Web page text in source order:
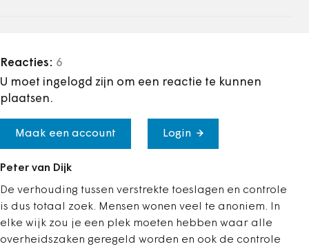
Reacties: 6
U moet ingelogd zijn om een reactie te kunnen
plaatsen.
Maak een account Login
Peter van Dijk
De verhouding tussen verstrekte toeslagen en controle
is dus totaal zoek. Mensen wonen veel te anoniem. In
elke wijk zou je een plek moeten hebben waar alle
overheidszaken geregeld worden en ook de controle